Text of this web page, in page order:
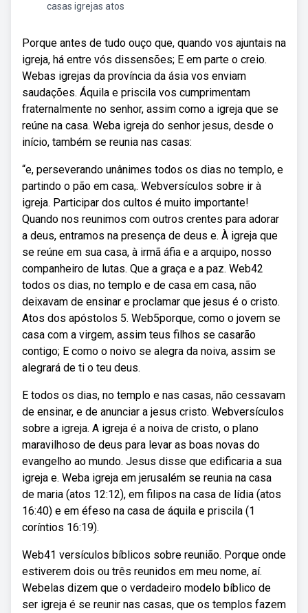
casas igrejas atos
Porque antes de tudo ouço que, quando vos ajuntais na
igreja, há entre vós dissensões; E em parte o creio.
Webas igrejas da província da ásia vos enviam
saudações. Áquila e priscila vos cumprimentam
fraternalmente no senhor, assim como a igreja que se
reúne na casa. Weba igreja do senhor jesus, desde o
início, também se reunia nas casas:
“e, perseverando unânimes todos os dias no templo, e
partindo o pão em casa,. Webversículos sobre ir à
igreja. Participar dos cultos é muito importante!
Quando nos reunimos com outros crentes para adorar
a deus, entramos na presença de deus e. À igreja que
se reúne em sua casa, à irmã áfia e a arquipo, nosso
companheiro de lutas. Que a graça e a paz. Web42
todos os dias, no templo e de casa em casa, não
deixavam de ensinar e proclamar que jesus é o cristo.
Atos dos apóstolos 5. Web5porque, como o jovem se
casa com a virgem, assim teus filhos se casarão
contigo; E como o noivo se alegra da noiva, assim se
alegrará de ti o teu deus.
E todos os dias, no templo e nas casas, não cessavam
de ensinar, e de anunciar a jesus cristo. Webversículos
sobre a igreja. A igreja é a noiva de cristo, o plano
maravilhoso de deus para levar as boas novas do
evangelho ao mundo. Jesus disse que edificaria a sua
igreja e. Weba igreja em jerusalém se reunia na casa
de maria (atos 12:12), em filipos na casa de lídia (atos
16:40) e em éfeso na casa de áquila e priscila (1
coríntios 16:19).
Web41 versículos bíblicos sobre reunião. Porque onde
estiverem dois ou três reunidos em meu nome, aí.
Webelas dizem que o verdadeiro modelo bíblico de
ser igreja é se reunir nas casas, que os templos fazem